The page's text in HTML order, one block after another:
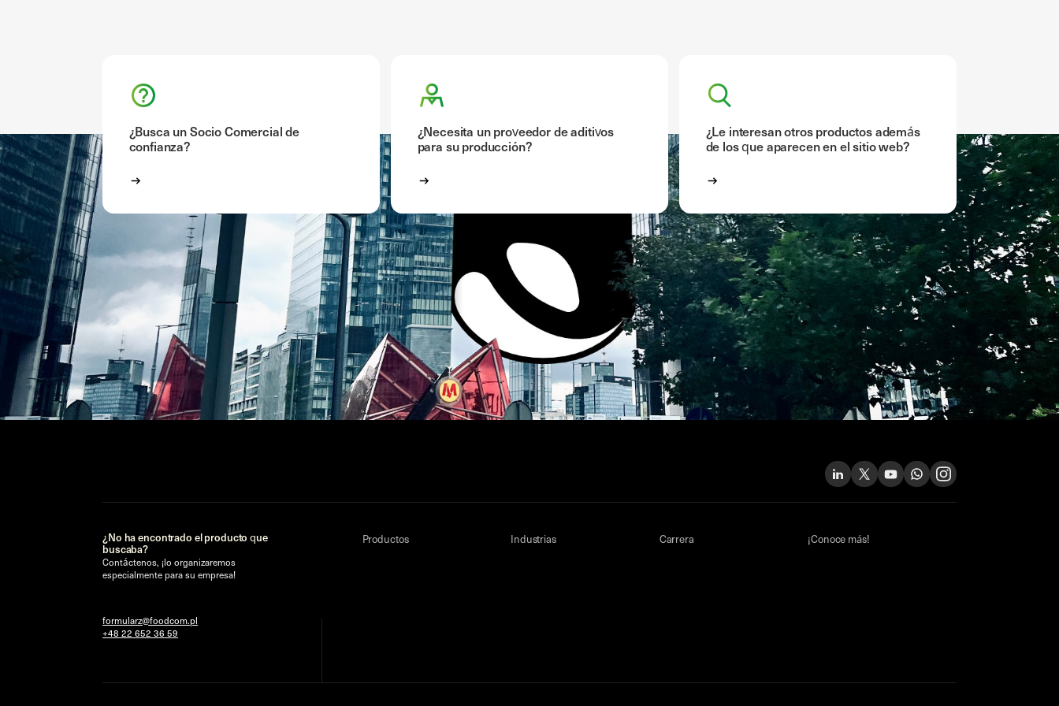
¿Busca un Socio Comercial de
confianza?
¿Necesita un proveedor de aditivos
para su producción?
¿Le interesan otros productos además
de los que aparecen en el sitio web?
¿No ha encontrado el producto que
buscaba?
Contáctenos, ¡lo organizaremos
especialmente para su empresa!
formularz@foodcom.pl
+48 22 652 36 59
Productos Industrias Carrera ¡Conoce más!